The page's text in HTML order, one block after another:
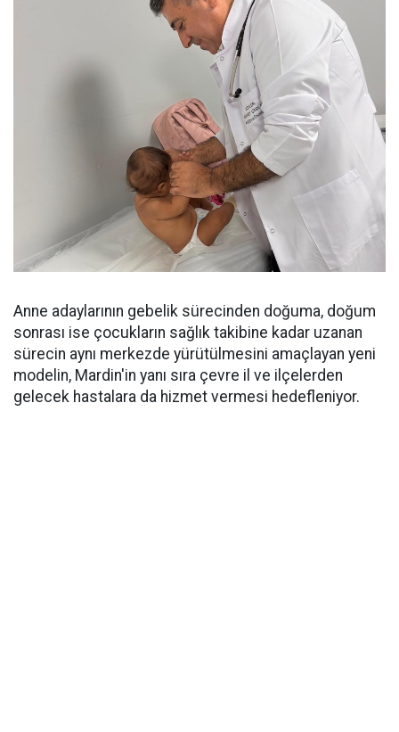
Anne adaylarının gebelik sürecinden doğuma, doğum
sonrası ise çocukların sağlık takibine kadar uzanan
sürecin aynı merkezde yürütülmesini amaçlayan yeni
modelin, Mardin'in yanı sıra çevre il ve ilçelerden
gelecek hastalara da hizmet vermesi hedefleniyor.